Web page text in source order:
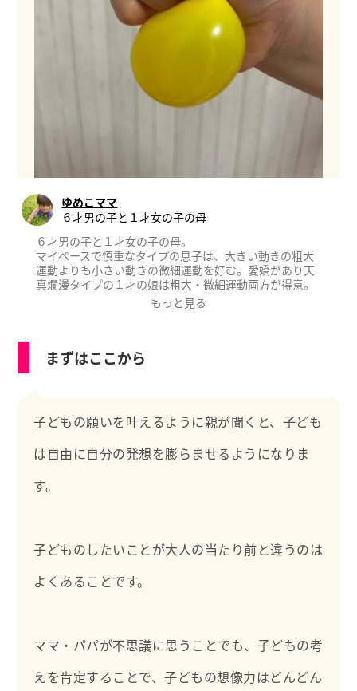
ゆめこママ
６才男の子と１才女の子の母
６才男の子と１才女の子の母。
マイペースで慎重なタイプの息子は、大きい動きの粗大
運動よりも小さい動きの微細運動を好む。愛嬌があり天
真爛漫タイプの１才の娘は粗大・微細運動両方が得意。
尖った個性を育てるため、好奇心・思考力・やり抜く力
などの非認知能力、児童発達学、モンテッソーリ理論な
もっと見る
まずはここから
子どもの願いを叶えるように親が聞くと、子ども
は自由に自分の発想を膨らませるようになりま
す。
子どものしたいことが大人の当たり前と違うのは
よくあることです。
ママ・パパが不思議に思うことでも、子どもの考
えを肯定することで、子どもの想像力はどんどん